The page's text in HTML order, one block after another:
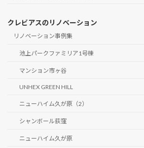
クレビアスのリノベーション
リノベーション事例集
池上パークファミリア1号棟
マンション市ヶ谷
UNHEX GREEN HILL
ニューハイム久が原（2）
シャンボール荻窪
ニューハイム久が原